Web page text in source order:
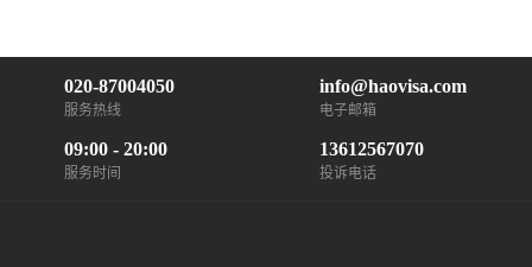
020-87004050
服务热线
info@haovisa.com
电子邮箱
09:00 - 20:00
服务时间
13612567070
投诉电话